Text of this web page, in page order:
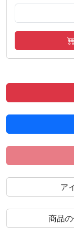
ア
商品